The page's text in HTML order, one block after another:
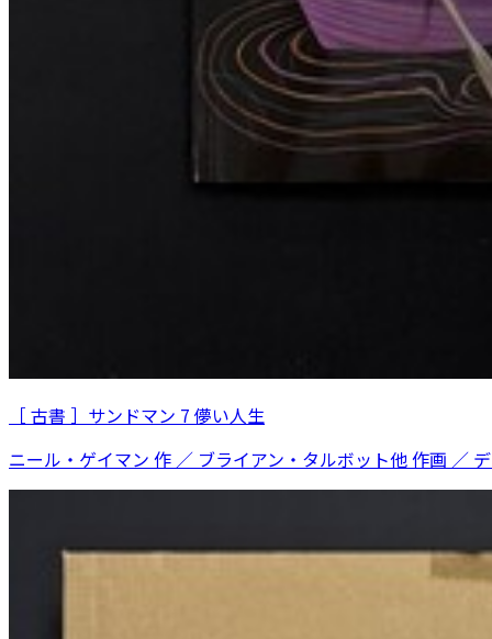
［ 古書 ］サンドマン 7 儚い人生
ニール・ゲイマン 作 ／ ブライアン・タルボット他 作画 ／